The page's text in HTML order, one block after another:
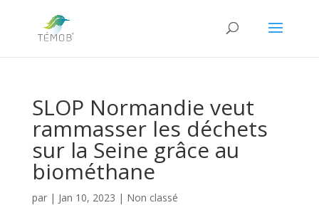
SLOP Normandie veut
rammasser les déchets
sur la Seine grâce au
biométhane
par | Jan 10, 2023 | Non classé